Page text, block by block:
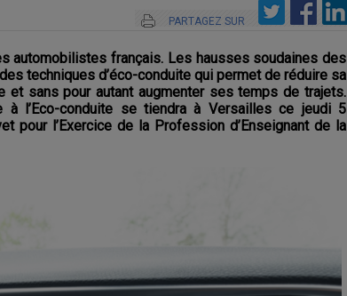
PARTAGEZ SUR
automobilistes français. Les hausses soudaines des
techniques d’éco-conduite qui permet de réduire sa
sans pour autant augmenter ses temps de trajets.
l’Eco-conduite se tiendra à Versailles ce jeudi 5
pour l’Exercice de la Profession d’Enseignant de la